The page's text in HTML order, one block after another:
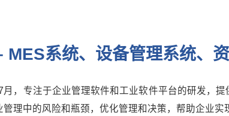
MES系统、设备管理系统、
，专注于企业管理软件和工业软件平台的研发，
理中的风险和瓶颈，优化管理和决策，帮助企业